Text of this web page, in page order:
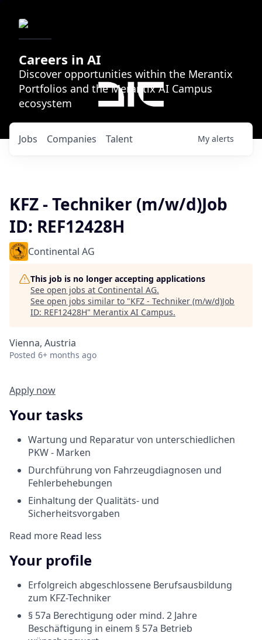
Careers in AI
Discover opportunities within the Merantix
Portfolios and the Merantix AI Campus
ecosystem
Jobs Companies Talent My alerts
KFZ - Techniker (m/w/d)Job
ID: REF12428H
Continental AG
This job is no longer accepting applications
See open jobs at Continental AG.
See open jobs similar to "KFZ - Techniker (m/w/d)Job
ID: REF12428H" Merantix AI Campus.
Vienna, Austria
Posted 6+ months ago
Apply now
Your tasks
Wartung und Reparatur von unterschiedlichen
PKW - Marken
Durchführung von Fahrzeugdiagnosen und
Fehlerbehebungen
Einhaltung der Qualitäts- und
Sicherheitsvorgaben
Read more Read less
Your profile
Erfolgreich abgeschlossene Berufsausbildung
zum KFZ-Techniker
§ 57a Berechtigung oder mind. 2 Jahre
Beschäftigung in einem § 57a Betrieb